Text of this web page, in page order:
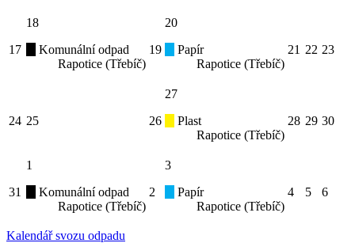
17
18
Komunální odpad
Rapotice (Třebíč)
19
20
Papír
Rapotice (Třebíč)
21 22 23
24 25 26
27
Plast
Rapotice (Třebíč)
28 29 30
31
1
Komunální odpad
Rapotice (Třebíč)
2
3
Papír
Rapotice (Třebíč)
4 5 6
Kalendář svozu odpadu